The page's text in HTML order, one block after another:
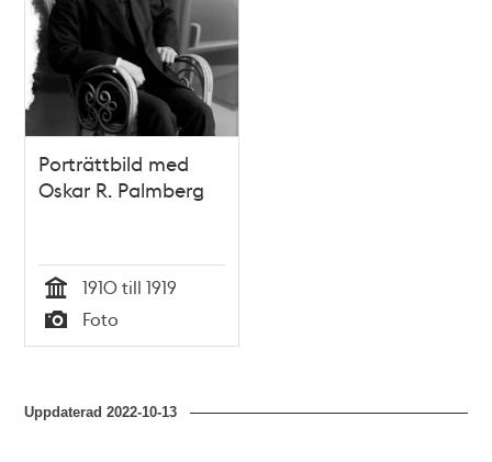
Porträttbild med
Oskar R. Palmberg
Tid
1910 till 1919
Typ
Foto
Uppdaterad2022-10-13